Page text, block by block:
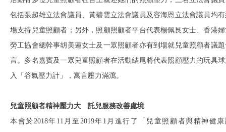
包括張超雄立法會議員、黃碧雲立法會議員及容海恩立法會議員均
場支持兒童照顧者；另外，照顧照顧者平台代表楊佩艮女士、香港
勞工協會總幹事胡美蓮女士及一眾照顧者亦有到場就兒童照顧者議
言。多名嘉賓及一眾兒童照顧者在活動結尾將代表照顧壓力的玩具
入「谷氣壓力計」，寓言壓力滿瀉。
兒童照顧者精神壓力大 託兒服務改善處境
本會於2018年11月至2019年1月進行了「兒童照顧者與精神健康